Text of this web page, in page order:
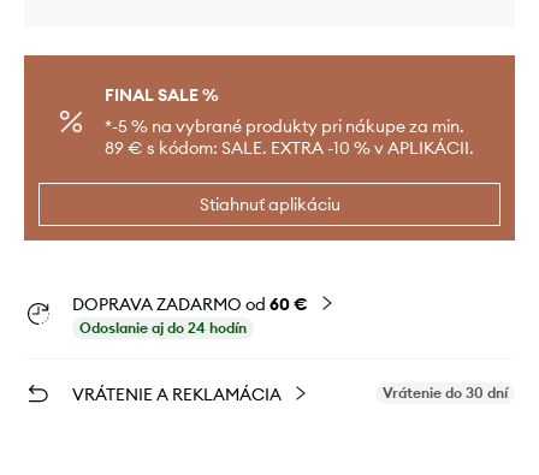
FINAL SALE %
*-5 % na vybrané produkty pri nákupe za min.
89 € s kódom: SALE. EXTRA -10 % v APLIKÁCII.
Stiahnuť aplikáciu
DOPRAVA ZADARMO od 60 €
Odoslanie aj do 24 hodín
VRÁTENIE A REKLAMÁCIA Vrátenie do 30 dní